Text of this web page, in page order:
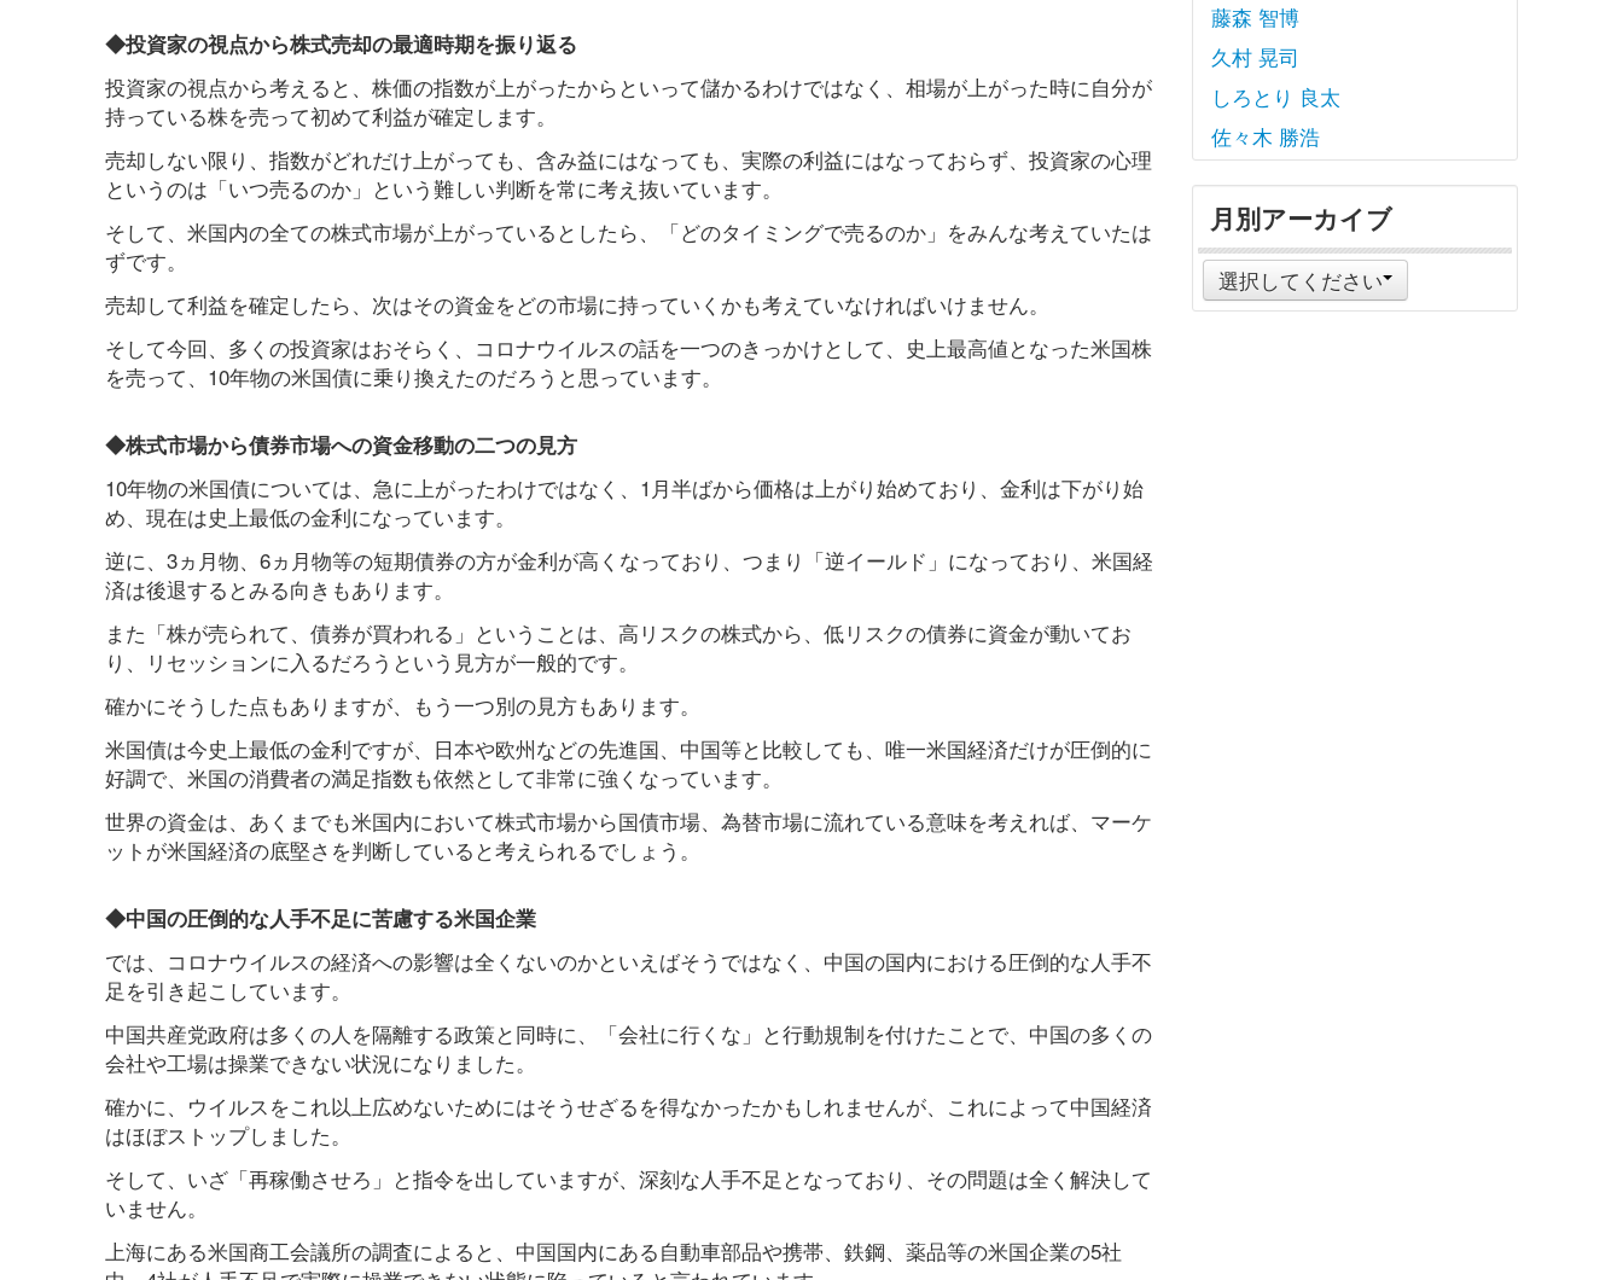
◆投資家の視点から株式売却の最適時期を振り返る
投資家の視点から考えると、株価の指数が上がったからといって儲かるわけではなく、相場が上がった時に自分が
持っている株を売って初めて利益が確定します。
売却しない限り、指数がどれだけ上がっても、含み益にはなっても、実際の利益にはなっておらず、投資家の心理
というのは「いつ売るのか」という難しい判断を常に考え抜いています。
そして、米国内の全ての株式市場が上がっているとしたら、「どのタイミングで売るのか」をみんな考えていたは
ずです。
売却して利益を確定したら、次はその資金をどの市場に持っていくかも考えていなければいけません。
そして今回、多くの投資家はおそらく、コロナウイルスの話を一つのきっかけとして、史上最高値となった米国株
を売って、10年物の米国債に乗り換えたのだろうと思っています。
◆株式市場から債券市場への資金移動の二つの見方
10年物の米国債については、急に上がったわけではなく、1月半ばから価格は上がり始めており、金利は下がり始
め、現在は史上最低の金利になっています。
逆に、3ヵ月物、6ヵ月物等の短期債券の方が金利が高くなっており、つまり「逆イールド」になっており、米国経
済は後退するとみる向きもあります。
また「株が売られて、債券が買われる」ということは、高リスクの株式から、低リスクの債券に資金が動いてお
り、リセッションに入るだろうという見方が一般的です。
確かにそうした点もありますが、もう一つ別の見方もあります。
米国債は今史上最低の金利ですが、日本や欧州などの先進国、中国等と比較しても、唯一米国経済だけが圧倒的に
好調で、米国の消費者の満足指数も依然として非常に強くなっています。
世界の資金は、あくまでも米国内において株式市場から国債市場、為替市場に流れている意味を考えれば、マーケ
ットが米国経済の底堅さを判断していると考えられるでしょう。
◆中国の圧倒的な人手不足に苦慮する米国企業
では、コロナウイルスの経済への影響は全くないのかといえばそうではなく、中国の国内における圧倒的な人手不
足を引き起こしています。
中国共産党政府は多くの人を隔離する政策と同時に、「会社に行くな」と行動規制を付けたことで、中国の多くの
会社や工場は操業できない状況になりました。
確かに、ウイルスをこれ以上広めないためにはそうせざるを得なかったかもしれませんが、これによって中国経済
はほぼストップしました。
そして、いざ「再稼働させろ」と指令を出していますが、深刻な人手不足となっており、その問題は全く解決して
いません。
上海にある米国商工会議所の調査によると、中国国内にある自動車部品や携帯、鉄鋼、薬品等の米国企業の5社
藤森 智博
久村 晃司
しろとり 良太
佐々木 勝浩
月別アーカイブ
選択してください